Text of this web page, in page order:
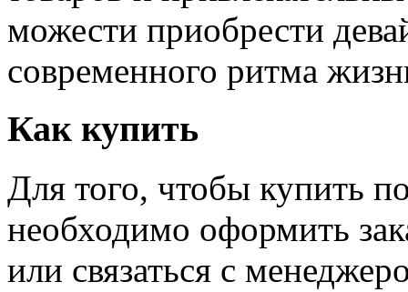
можести приобрести
современного ритма
Как купить
Для того, чтобы купить
необходимо оформить
или связаться с